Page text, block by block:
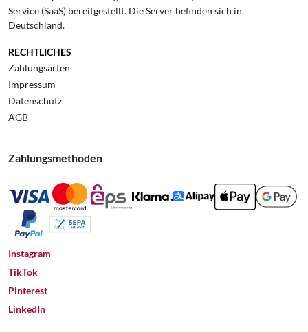
Service (SaaS) bereitgestellt. Die Server befinden sich in
Deutschland.
RECHTLICHES
Zahlungsarten
Impressum
Datenschutz
AGB
Zahlungsmethoden
Instagram
TikTok
Pinterest
LinkedIn